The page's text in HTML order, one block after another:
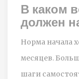
В каком
должен
Норма начала
месяцев.
шаги